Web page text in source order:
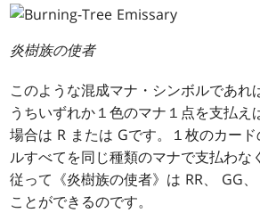
炎樹族の使者
このような混成マナ・シンボルであれ
うちいずれか１色のマナ１点を支払え
場合は R または Gです。１枚のカー
ルすべてを同じ種類のマナで支払わな
従って《炎樹族の使者》は RR、 GG
ことができるのです。